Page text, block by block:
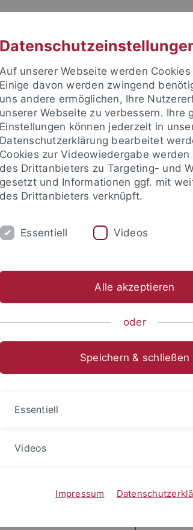
LEHRSTÜHLE UND
seit 2024
der
der
Auf unserer Webseite werden
Einige davon werden zwingend
uns andere ermöglichen, Ihre
unserer Webseite zu verbessern. Ihre
Einstellungen können jederzeit in
Datenschutzerklärung bearbeitet
Cookies zur Videowiedergabe werden
des Drittanbieters zu Targeting- und
gesetzt und Informationen ggf. mit
des Drittanbieters verknüpft.
Essentiell Videos
Alle akzeptieren
oder
Speichern & schließen
Essentiell
Videos
Impressum